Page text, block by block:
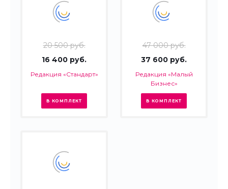
20 500 руб.
16 400 руб.
Редакция «Стандарт»
В КОМПЛЕКТ
47 000 руб.
37 600 руб.
Редакция «Малый
Бизнес»
В КОМПЛЕКТ